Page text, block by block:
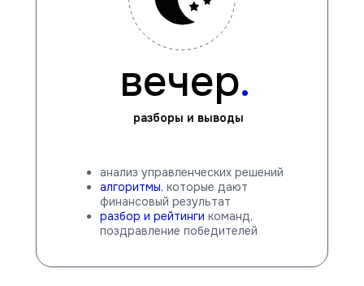
вечер.
разборы и выводы
анализ управленческих решений
алгоритмы, которые дают
финансовый результат
разбор и рейтинги команд,
поздравление победителей